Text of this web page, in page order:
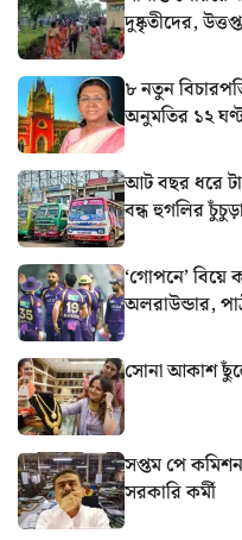
দুষ্কৃতীদের,
৮ নতুন
অনুমতির ১২
আট বছর ধরে
বন্ধ হুগলির
‘গোপনে’
অলরাউন্ডার,
সোনা আকাশ
সপ্তম পে
সরকারি কর্মী